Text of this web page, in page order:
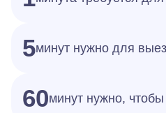
5минут нужно для
60минут нужно,